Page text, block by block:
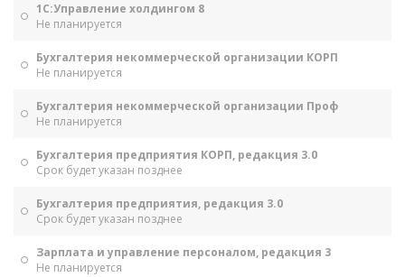
1С:Управление холдингом 8
Не планируется
Бухгалтерия некоммерческой организации КОРП
Не планируется
Бухгалтерия некоммерческой организации Проф
Не планируется
Бухгалтерия предприятия КОРП, редакция 3.0
Срок будет указан позднее
Бухгалтерия предприятия, редакция 3.0
Срок будет указан позднее
Зарплата и управление персоналом, редакция 3
Не планируется